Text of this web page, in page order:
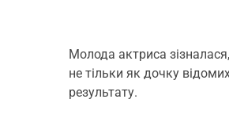
Молода актриса
не тільки як дочку
результату.